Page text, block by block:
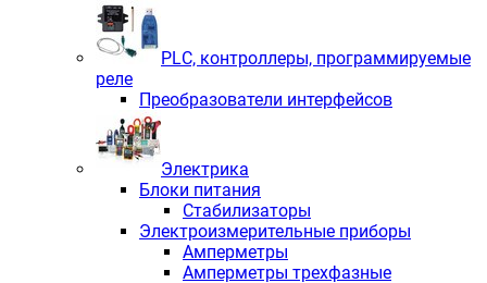
PLС, контроллеры, программируемые
реле
Преобразователи интерфейсов
Электрика
Блоки питания
Стабилизаторы
Электроизмерительные приборы
Амперметры
Амперметры трехфазные